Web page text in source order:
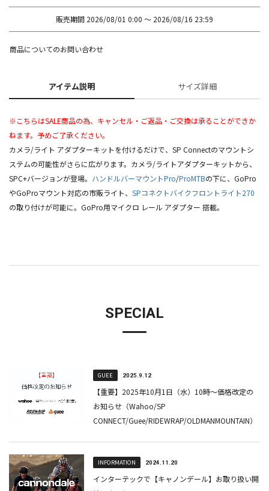
販売期間 2026/08/01 0:00 〜 2026/08/16 23:59
商品についてのお問い合わせ
アイテム説明 サイズ詳細
※こちらはSALE商品の為、キャンセル・ご返品・ご交換は承ることができか
ねます。予めご了承ください。
カメラ/ライト アダプターキットを付けるだけで、SP Connectのマウントシ
ステムの可能性がさらに広がります。カメラ/ライトアダプターキットから、
SPC+バージョンが登場。 ハンドルバーマウントPro/ProMTBの下に、GoPro
やGoProマウント対応の市販ライト、 SPコネクトバイクフロントライト270
の取り付けが可能に。GoPro用マイクロ レール アダプター 搭載。
SPECIAL